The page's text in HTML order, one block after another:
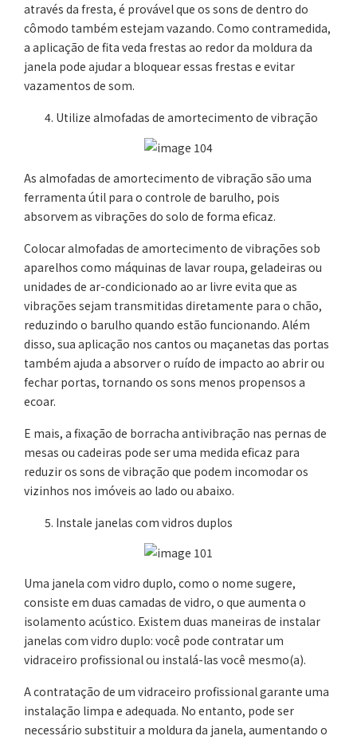
através da fresta, é provável que os sons de dentro do
cômodo também estejam vazando. Como contramedida,
a aplicação de fita veda frestas ao redor da moldura da
janela pode ajudar a bloquear essas frestas e evitar
vazamentos de som.
Utilize almofadas de amortecimento de vibração
As almofadas de amortecimento de vibração são uma
ferramenta útil para o controle de barulho, pois
absorvem as vibrações do solo de forma eficaz.
Colocar almofadas de amortecimento de vibrações sob
aparelhos como máquinas de lavar roupa, geladeiras ou
unidades de ar-condicionado ao ar livre evita que as
vibrações sejam transmitidas diretamente para o chão,
reduzindo o barulho quando estão funcionando. Além
disso, sua aplicação nos cantos ou maçanetas das portas
também ajuda a absorver o ruído de impacto ao abrir ou
fechar portas, tornando os sons menos propensos a
ecoar.
E mais, a fixação de borracha antivibração nas pernas de
mesas ou cadeiras pode ser uma medida eficaz para
reduzir os sons de vibração que podem incomodar os
vizinhos nos imóveis ao lado ou abaixo.
Instale janelas com vidros duplos
Uma janela com vidro duplo, como o nome sugere,
consiste em duas camadas de vidro, o que aumenta o
isolamento acústico. Existem duas maneiras de instalar
janelas com vidro duplo: você pode contratar um
vidraceiro profissional ou instalá-las você mesmo(a).
A contratação de um vidraceiro profissional garante uma
instalação limpa e adequada. No entanto, pode ser
necessário substituir a moldura da janela, aumentando o